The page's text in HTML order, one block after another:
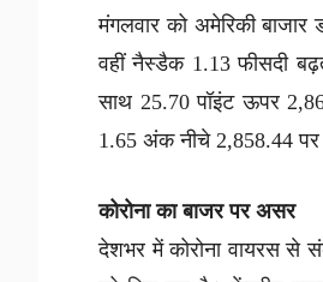
मंगलवार को अमेरिकी
वहीं नैस्डैक 1.13 फीसदी
साथ 25.70 पॉइंट ऊपर
1.65 अंक नीचे 2,858.44 पर
कोरोना का बाजर पर असर
देशभर में कोरोना वायरस से